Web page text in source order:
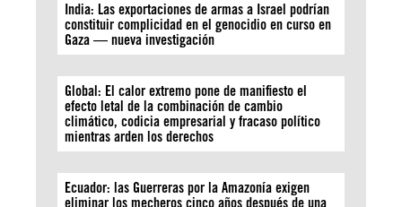
India: Las exportaciones de armas a Israel podrían
constituir complicidad en el genocidio en curso en
Gaza — nueva investigación
Global: El calor extremo pone de manifiesto el
efecto letal de la combinación de cambio
climático, codicia empresarial y fracaso político
mientras arden los derechos
Ecuador: las Guerreras por la Amazonía exigen
eliminar los mecheros cinco años después de una